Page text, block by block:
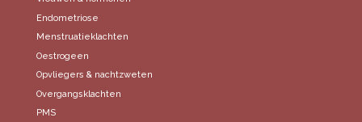
Endometriose
Menstruatieklachten
Oestrogeen
Opvliegers & nachtzweten
Overgangsklachten
PMS